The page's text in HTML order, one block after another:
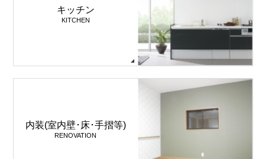
キッチン
KITCHEN
内装(室内壁･床･手摺等)
RENOVATION